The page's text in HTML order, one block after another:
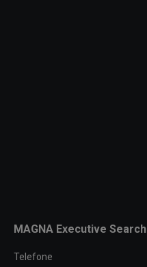
MAGNA Executive Search
Telefone